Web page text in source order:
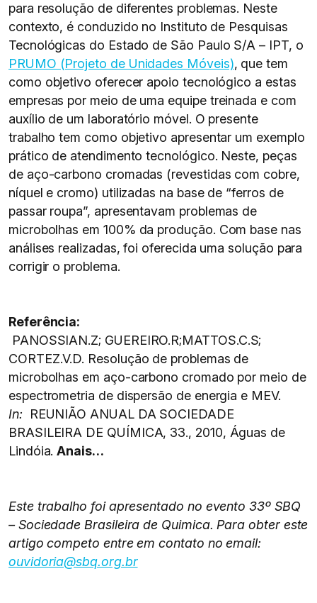
para resolução de diferentes problemas. Neste
contexto, é conduzido no Instituto de Pesquisas
Tecnológicas do Estado de São Paulo S/A – IPT, o
PRUMO (Projeto de Unidades Móveis), que tem
como objetivo oferecer apoio tecnológico a estas
empresas por meio de uma equipe treinada e com
auxílio de um laboratório móvel. O presente
trabalho tem como objetivo apresentar um exemplo
prático de atendimento tecnológico. Neste, peças
de aço-carbono cromadas (revestidas com cobre,
níquel e cromo) utilizadas na base de “ferros de
passar roupa”, apresentavam problemas de
microbolhas em 100% da produção. Com base nas
análises realizadas, foi oferecida uma solução para
corrigir o problema.
Referência:
PANOSSIAN.Z; GUEREIRO.R;MATTOS.C.S;
CORTEZ.V.D. Resolução de problemas de
microbolhas em aço-carbono cromado por meio de
espectrometria de dispersão de energia e MEV.
In: REUNIÃO ANUAL DA SOCIEDADE
BRASILEIRA DE QUÍMICA, 33., 2010, Águas de
Lindóia.Anais…
Este trabalho foi apresentado no evento 33º SBQ
– Sociedade Brasileira de Quimica. Para obter este
artigo competo entre em contato no email:
ouvidoria@sbq.org.br